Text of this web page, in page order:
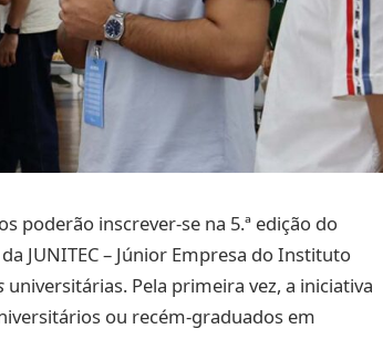
poderão inscrever-se na 5.ª edição do
JUNITEC – Júnior Empresa do Instituto
universitárias. Pela primeira vez, a iniciativa
ou recém-graduados em